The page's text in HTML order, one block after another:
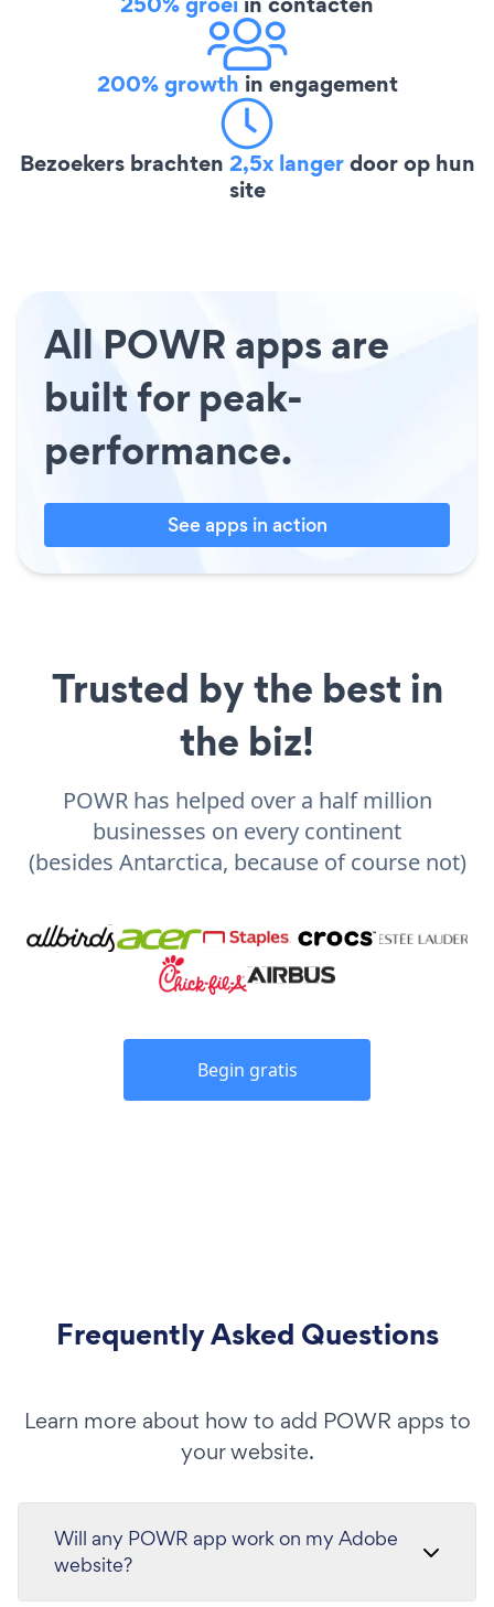
200% growth in engagement
Bezoekers brachten 2,5x langerdoor op hun
site
All POWR apps are
built for peak-
performance.
See apps in action
Trusted by the best in
the biz!
POWR has helped over a half million
businesses on every continent
(besides Antarctica, because of course not)
Begin gratis
Frequently Asked Questions
Learn more about how to add POWR apps to
your website.
Will any POWR app work on my Adobe
website?